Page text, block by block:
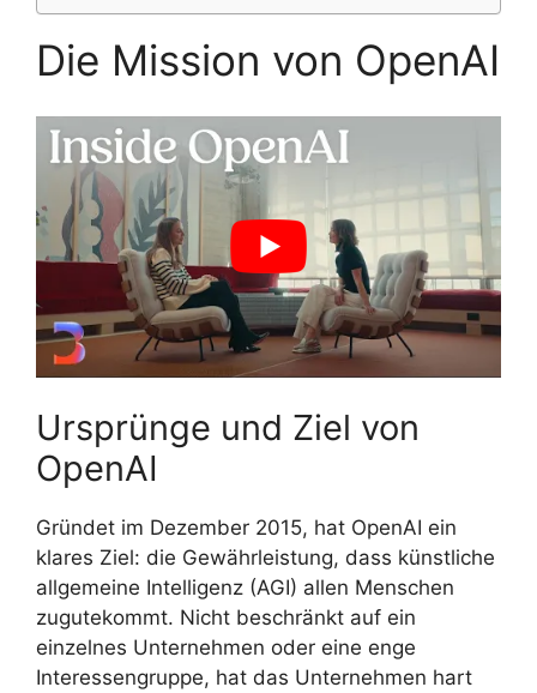
Die Mission von OpenAI
Ursprünge und Ziel von
OpenAI
Gründet im Dezember 2015, hat OpenAI ein
klares Ziel: die Gewährleistung, dass künstliche
allgemeine Intelligenz (AGI) allen Menschen
zugutekommt. Nicht beschränkt auf ein
einzelnes Unternehmen oder eine enge
Interessengruppe, hat das Unternehmen hart